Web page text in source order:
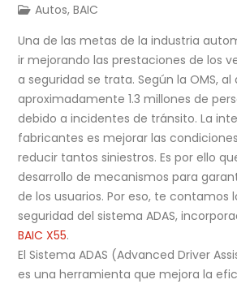
Autos,BAIC
Una de las metas de la industria
ir mejorando las prestaciones de los
a seguridad se trata. Según la OMS,
aproximadamente 1.3 millones de
debido a incidentes de tránsito. La
fabricantes es mejorar las
reducir tantos siniestros. Es por ello
desarrollo de mecanismos para
de los usuarios. Por eso, te contamos
seguridad del sistema ADAS,
BAIC X55.
El Sistema ADAS (Advanced Driver
es una herramienta que mejora la